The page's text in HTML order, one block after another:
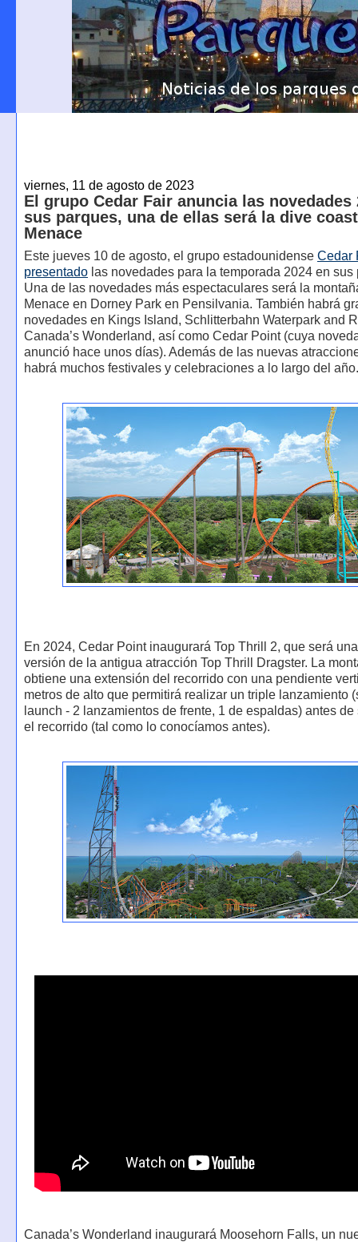
viernes, 11 de agosto de 2023
El grupo Cedar Fair anuncia las novedades
sus parques, una de ellas será la dive
Menace
Este jueves 10 de agosto, el grupo estadounidense Cedar
presentadolas novedades para la temporada 2024 en sus
Una de las novedades más espectaculares será la
Menace en Dorney Park en Pensilvania. También habrá
novedades en Kings Island, Schlitterbahn Waterpark and
Canada’s Wonderland, así como Cedar Point (cuya
anunció hace unos días). Además de las nuevas
habrá muchos festivales y celebraciones a lo largo del año.
En 2024, Cedar Point inaugurará Top Thrill 2, que será
versión de la antigua atracción Top Thrill Dragster. La
obtiene una extensión del recorrido con una pendiente
metros de alto que permitirá realizar un triple lanzamiento
launch - 2 lanzamientos de frente, 1 de espaldas) antes
el recorrido (tal como lo conocíamos antes).
Canada’s Wonderland inaugurará Moosehorn Falls, un